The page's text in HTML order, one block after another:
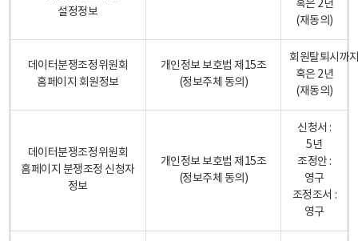
설정정보
혹은 2년
(재동의)
데이터분쟁조정위원회
홈페이지 회원정보
개인정보 보호법 제15조
(정보주체 동의)
회원탈퇴시까
혹은 2년
(재동의)
데이터분쟁조정위원회
홈페이지 분쟁조정 신청자
정보
개인정보 보호법 제15조
(정보주체 동의)
신청서 :
5년
조정안 :
영구
조정조서 :
영구